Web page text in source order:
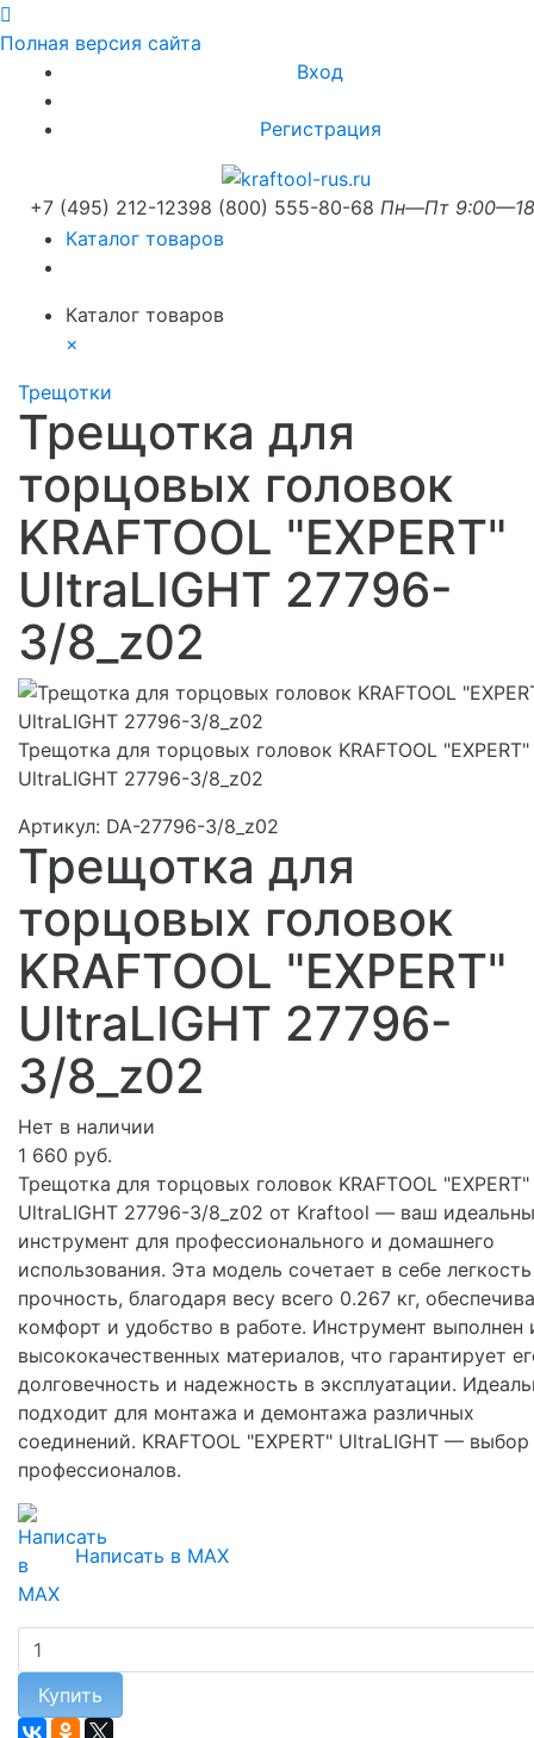
Полная версия сайта
Вход
Регистрация
+7 (495) 212-12398 (800) 555-80-68 Пн—Пт
Каталог товаров
Каталог товаров
×
Трещотки
Трещотка для
торцовых головок
KRAFTOOL "EXPERT"
UltraLIGHT 27796-
3/8_z02
Трещотка для торцовых головок KRAFTOOL "EXPERT"
UltraLIGHT 27796-3/8_z02
Артикул: DA-27796-3/8_z02
Трещотка для
торцовых головок
KRAFTOOL "EXPERT"
UltraLIGHT 27796-
3/8_z02
Нет в наличии
1 660 руб.
Трещотка для торцовых головок KRAFTOOL "EXPERT"
UltraLIGHT 27796-3/8_z02 от Kraftool — ваш
инструмент для профессионального и домашнего
использования. Эта модель сочетает в себе
прочность, благодаря весу всего 0.267 кг,
комфорт и удобство в работе. Инструмент выполнен
высококачественных материалов, что гарантирует
долговечность и надежность в эксплуатации.
подходит для монтажа и демонтажа различных
соединений. KRAFTOOL "EXPERT" UltraLIGHT — выбор
профессионалов.
Написать в MAX
Купить